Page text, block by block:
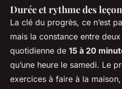
Durée et rythme des
La clé du progrès, ce n’est
mais la constance entre
quotidienne de 15 à 20
qu’une heure le samedi. Le
exercices à faire à la